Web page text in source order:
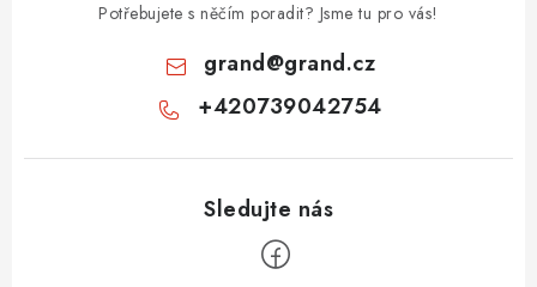
Potřebujete s něčím poradit? Jsme tu pro vás!
grand@grand.cz
+420739042754